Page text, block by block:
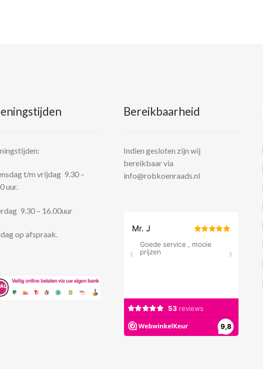
t/m vrijdag 9.30 –
uur.
9.30 – 16.00uur
op afspraak.
Bereikbaarheid
Indien gesloten zijn wij
bereikbaar via
info@robkoenraads.nl